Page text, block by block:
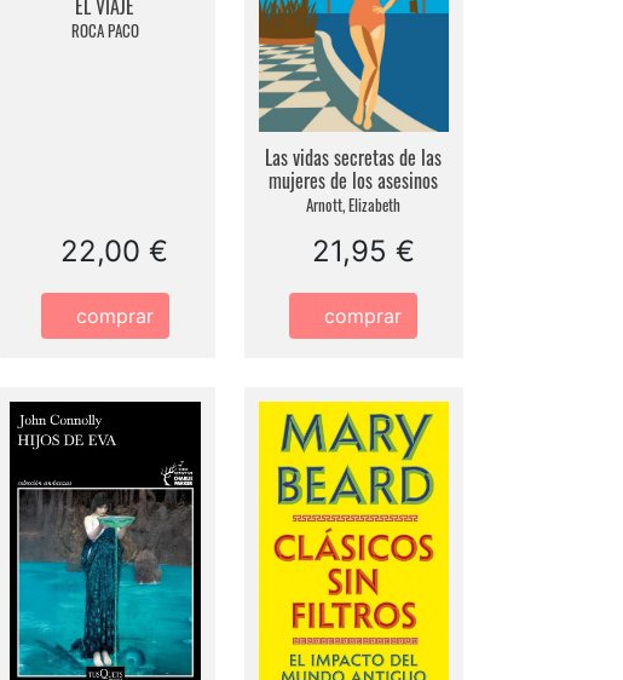
ROCA PACO
22,00 €
comprar
Las vidas secretas de las
mujeres de los asesinos
Arnott, Elizabeth
21,95 €
comprar